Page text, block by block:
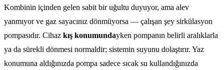
Kombinin içinden gelen sabit bir uğultu duyuyor, ama alev
yanmıyor ve gaz sayacınız dönmüyorsa — çalışan şey sirkülasyon
pompasıdır. Cihaz kış konumundayken pompanın belirli aralıklarla
ya da sürekli dönmesi normaldir; sistemin suyunu dolaştırır. Yaz
konumuna aldığınızda pompa sadece sıcak su kullandığınızda